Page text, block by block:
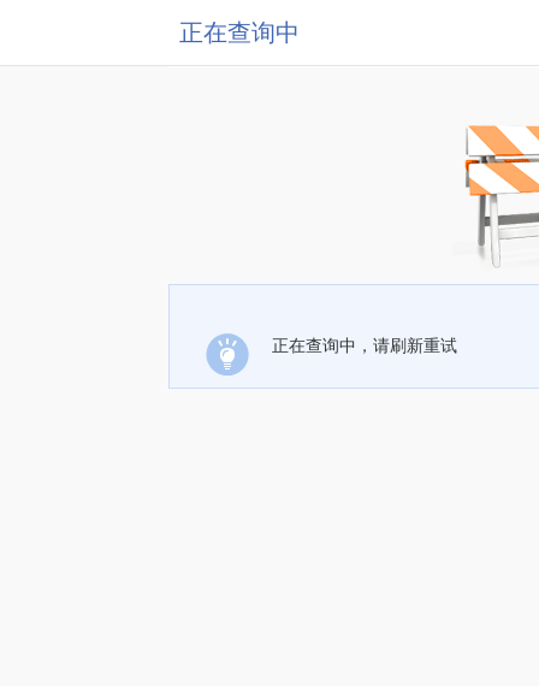
正在查询中
正在查询中，请刷新重试